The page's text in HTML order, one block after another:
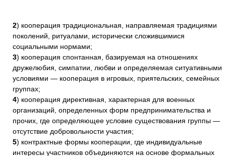
2) кооперация традициональная, направляемая традициями
поколений, ритуалами, исторически сложившимися
социальными нормами;
3) кооперация спонтанная, базируемая на отношениях
дружелюбия, симпатии, любви и определяемая ситуативными
условиями — кооперация в игровых, приятельских, семейных
группах;
4) кооперация директивная, характерная для военных
организаций, определенных форм предпринимательства и
прочих, где определяющее условие существования группы —
отсутствие добровольности участия;
5) контрактные формы кооперации, где индивидуальные
интересы участников объединяются на основе формальных